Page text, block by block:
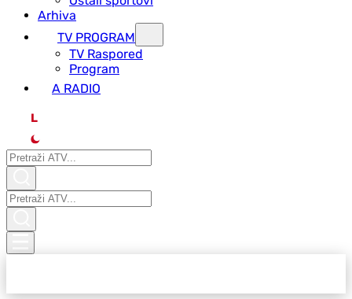
Arhiva
TV PROGRAM
ТV Raspored
Program
A RADIO
L